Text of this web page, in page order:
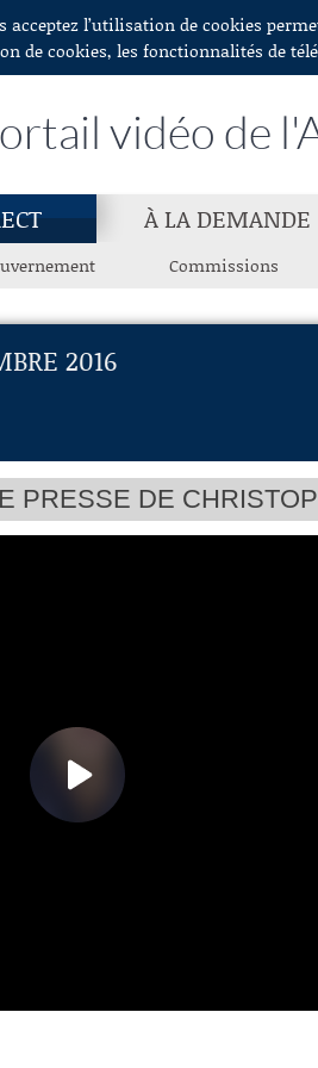
l’utilisation de cookies
de cookies, les fonctionnalités de
vidéo de
À LA DEMANDE
Commissions
2016
PRESSE DE